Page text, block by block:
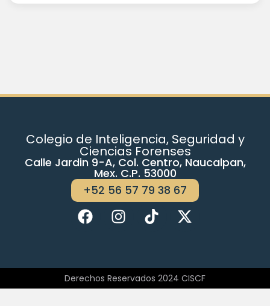
Colegio de Inteligencia, Seguridad y
Ciencias Forenses
Calle Jardin 9-A, Col. Centro, Naucalpan,
Mex. C.P. 53000
+52 56 57 79 38 67
Derechos Reservados 2024 CISCF